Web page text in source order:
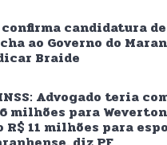
confirma candidatura de
ao Governo do
Braide
INSS: Advogado teria
milhões para
11 milhões para